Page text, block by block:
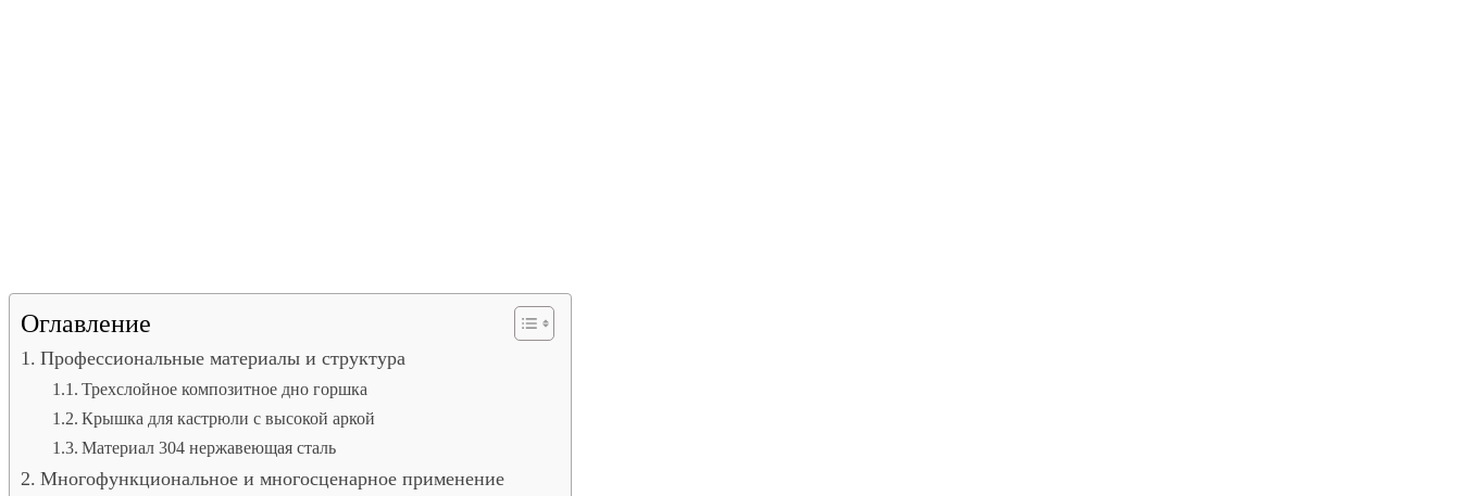
Оглавление
Профессиональные материалы и структура
Трехслойное композитное дно горшка
Крышка для кастрюли с высокой аркой
Материал 304 нержавеющая сталь
Многофункциональное и многосценарное применение